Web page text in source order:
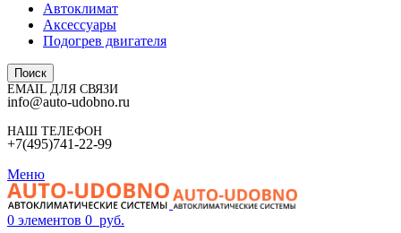
Автоклимат
Аксессуары
Подогрев двигателя
Поиск
EMAIL ДЛЯ СВЯЗИ
info@auto-udobno.ru
НАШ ТЕЛЕФОН
+7(495)741-22-99
Меню
0 элементов 0 руб.